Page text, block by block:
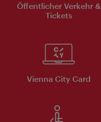
Öffentlicher Verkehr &
Tickets
Vienna City Card